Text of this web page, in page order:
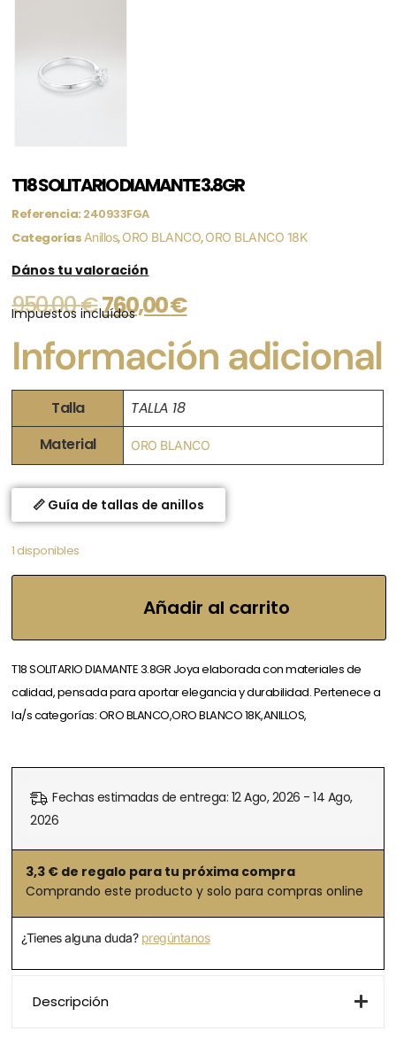
T18 SOLITARIO DIAMANTE 3.8GR
Referencia: 240933FGA
Categorías Anillos,ORO BLANCO,ORO BLANCO 18K
Dános tu valoración
950,00€760,00€
Impuestos incluídos
Información adicional
Talla
TALLA 18
Material
ORO BLANCO
📏 Guía de tallas de anillos
1 disponibles
Añadir al carrito
T18 SOLITARIO DIAMANTE 3.8GR Joya elaborada con materiales de
calidad, pensada para aportar elegancia y durabilidad. Pertenece a
la/s categorías: ORO BLANCO,ORO BLANCO 18K,ANILLOS,
Fechas estimadas de entrega: 12 Ago, 2026 - 14 Ago,
2026
3,3 € de regalo para tu próxima compra
Comprando este producto y solo para compras online
¿Tienes alguna duda? pregúntanos
Descripción